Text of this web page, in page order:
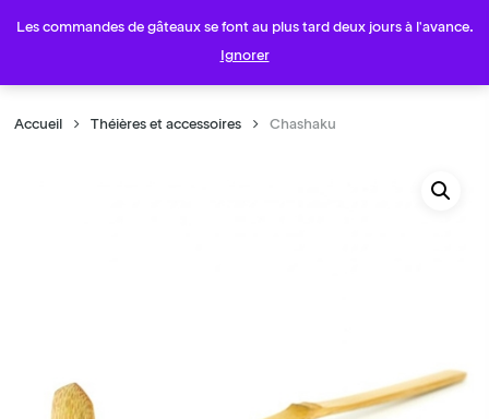
Les commandes de gâteaux se font au plus tard deux jours à l'avance.
Ignorer
Menu
Accueil Théières et accessoires Chashaku